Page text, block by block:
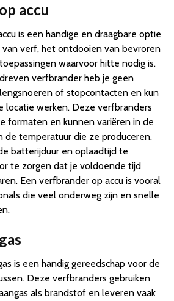
accu
is een handige en draagbare optie
verf, het ontdooien van bevroren
waarvoor hitte nodig is.
verfbrander heb je geen
of stopcontacten en kun
locatie werken. Deze verfbranders
formaten en kunnen variëren in de
de temperatuur die ze produceren.
batterijduur en oplaadtijd te
te zorgen dat je voldoende tijd
Een verfbrander op accu is vooral
die veel onderweg zijn en snelle
is een handig gereedschap voor de
Deze verfbranders gebruiken
als brandstof en leveren vaak